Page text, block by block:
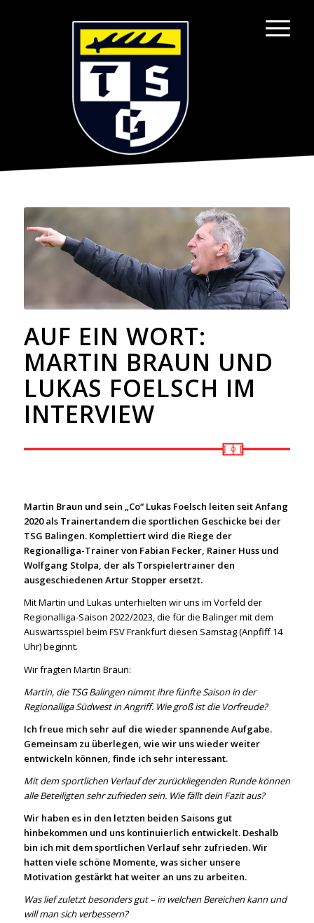
AUF EIN WORT:
MARTIN BRAUN UND
LUKAS FOELSCH IM
INTERVIEW
Martin Braun und sein „Co“ Lukas Foelsch leiten seit Anfang
2020 als Trainertandem die sportlichen Geschicke bei der
TSG Balingen. Komplettiert wird die Riege der
Regionalliga-Trainer von Fabian Fecker, Rainer Huss und
Wolfgang Stolpa, der als Torspielertrainer den
ausgeschiedenen Artur Stopper ersetzt.
Mit Martin und Lukas unterhielten wir uns im Vorfeld der
Regionalliga-Saison 2022/2023, die für die Balinger mit dem
Auswärtsspiel beim FSV Frankfurt diesen Samstag (Anpfiff 14
Uhr) beginnt.
Wir fragten Martin Braun:
Martin, die TSG Balingen nimmt ihre fünfte Saison in der
Regionalliga Südwest in Angriff. Wie groß ist die Vorfreude?
Ich freue mich sehr auf die wieder spannende Aufgabe.
Gemeinsam zu überlegen, wie wir uns wieder weiter
entwickeln können, finde ich sehr interessant.
Mit dem sportlichen Verlauf der zurückliegenden Runde können
alle Beteiligten sehr zufrieden sein. Wie fällt dein Fazit aus?
Wir haben es in den letzten beiden Saisons gut
hinbekommen und uns kontinuierlich entwickelt. Deshalb
bin ich mit dem sportlichen Verlauf sehr zufrieden. Wir
hatten viele schöne Momente, was sicher unsere
Motivation gestärkt hat weiter an uns zu arbeiten.
Was lief zuletzt besonders gut – in welchen Bereichen kann und
will man sich verbessern?